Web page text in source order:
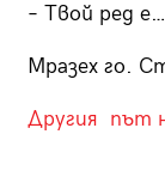
– Твой ред е…
Мразех го.
Другия път